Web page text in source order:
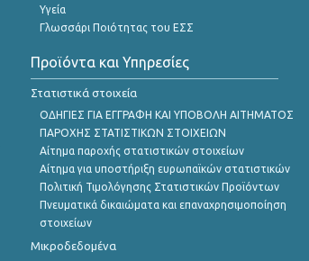
Υγεία
Γλωσσάρι Ποιότητας του ΕΣΣ
Προϊόντα και Υπηρεσίες
Στατιστικά στοιχεία
ΟΔΗΓΙΕΣ ΓΙΑ ΕΓΓΡΑΦΗ ΚΑΙ ΥΠΟΒΟΛΗ ΑΙΤΗΜΑΤΟΣ
ΠΑΡΟΧΗΣ ΣΤΑΤΙΣΤΙΚΩΝ ΣΤΟΙΧΕΙΩΝ
Αίτημα παροχής στατιστικών στοιχείων
Αίτημα για υποστήριξη ευρωπαϊκών στατιστικών
Πολιτική Τιμολόγησης Στατιστικών Προϊόντων
Πνευματικά δικαιώματα και επαναχρησιμοποίηση
στοιχείων
Μικροδεδομένα